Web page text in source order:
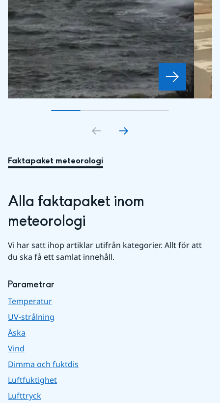
Gå till bildkort1
Gå till bildkort2
Gå till bildkort3
Gå till bildkort
Faktapaket meteorologi
Alla faktapaket inom
meteorologi
Vi har satt ihop artiklar utifrån kategorier. Allt för att
du ska få ett samlat innehåll.
Parametrar
Temperatur
UV-strålning
Åska
Vind
Dimma och fuktdis
Luftfuktighet
Lufttryck